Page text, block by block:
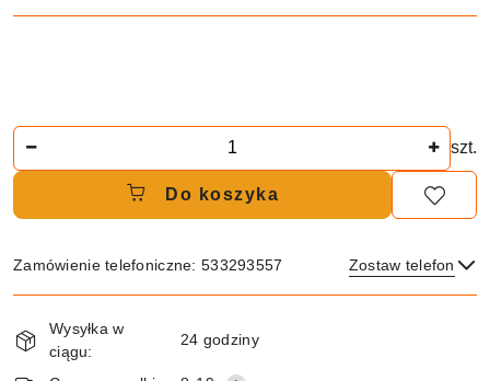
szt.
Do koszyka
Zamówienie telefoniczne: 533293557 Zostaw telefon
Dostępność
i
dostawa
Wysyłka w
ciągu:
24 godziny